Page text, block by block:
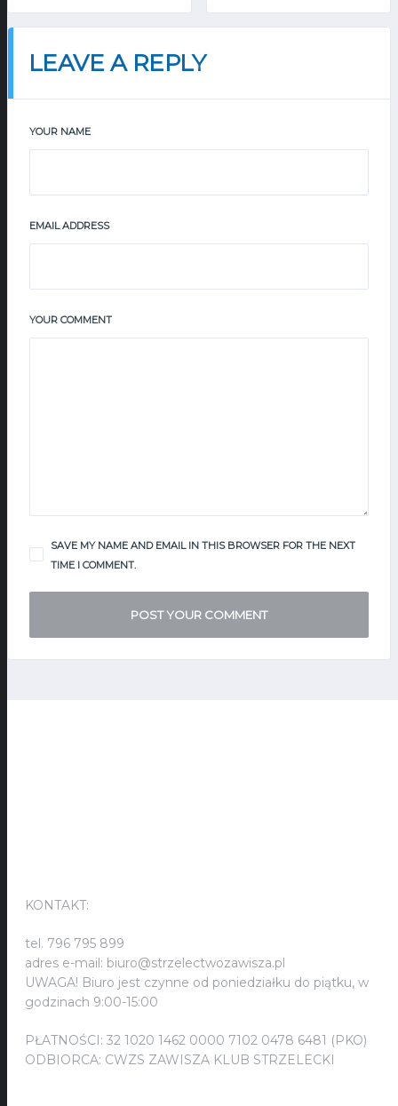
LEAVE A REPLY
YOUR NAME
EMAIL ADDRESS
YOUR COMMENT
SAVE MY NAME AND EMAIL IN THIS BROWSER FOR THE NEXT
TIME I COMMENT.
KONTAKT:
tel. 796 795 899
adres e-mail: biuro@strzelectwozawisza.pl
UWAGA! Biuro jest czynne od poniedziałku do piątku, w
godzinach 9:00-15:00
PŁATNOŚCI: 32 1020 1462 0000 7102 0478 6481 (PKO)
ODBIORCA: CWZS ZAWISZA KLUB STRZELECKI